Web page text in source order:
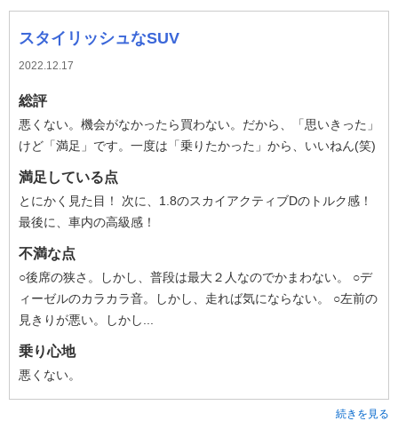
スタイリッシュなSUV
2022.12.17
総評
悪くない。機会がなかったら買わない。だから、「思いきった」
けど「満足」です。一度は「乗りたかった」から、いいねん(笑)
満足している点
とにかく見た目！ 次に、1.8のスカイアクティブDのトルク感！
最後に、車内の高級感！
不満な点
○後席の狭さ。しかし、普段は最大２人なのでかまわない。 ○デ
ィーゼルのカラカラ音。しかし、走れば気にならない。 ○左前の
見きりが悪い。しかし...
乗り心地
悪くない。
続きを見る